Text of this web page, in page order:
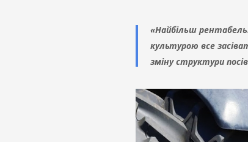
«Найбільш
культурою все
зміну структури